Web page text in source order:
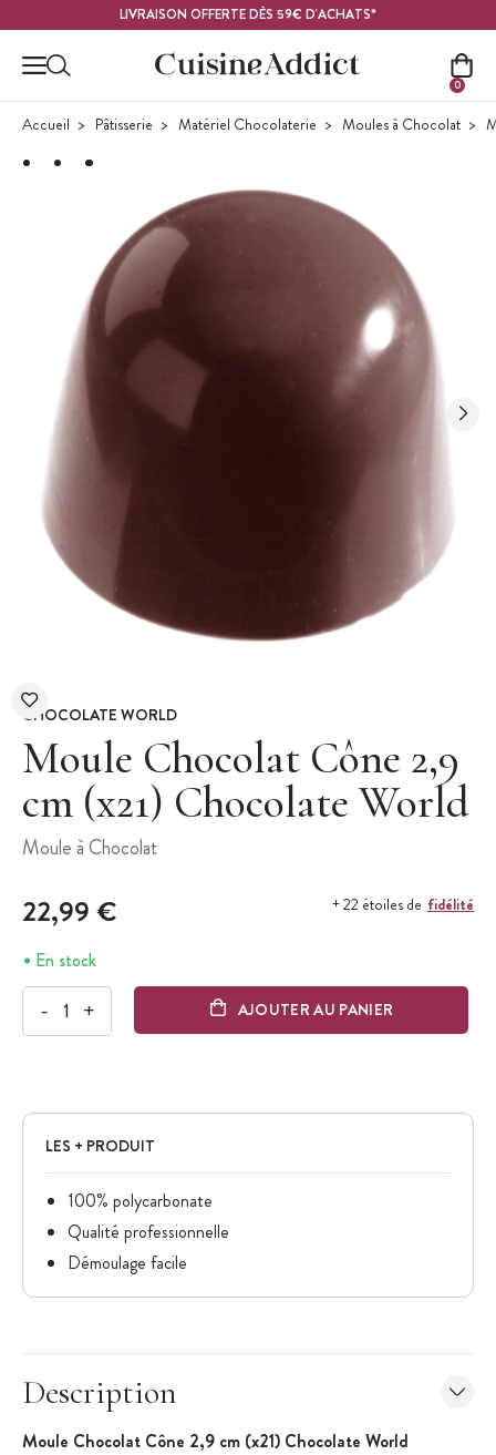
LIVRAISON OFFERTE DÈS 59€ D'ACHATS*
0
Accueil Pâtisserie Matériel Chocolaterie Moules à Chocolat
CHOCOLATE WORLD
Moule Chocolat Cône 2,9
cm (x21) Chocolate World
Moule à Chocolat
22,99 € + 22 étoiles de fidélité
En stock
- + AJOUTER AU PANIER
LES + PRODUIT
100% polycarbonate
Qualité professionnelle
Démoulage facile
Description
Moule Chocolat Cône 2,9 cm (x21) Chocolate World